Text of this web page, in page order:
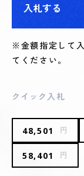
入札する
※金額指定して
てください。
クイック入札
48,501 円
58,401 円